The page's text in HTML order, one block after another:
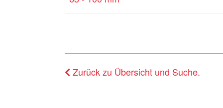
Zurück zu Übersicht und Suche.